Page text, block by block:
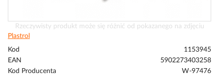
Przejdź
na
początek
Rzeczywisty produkt może się różnić od pokazanego na zdjęciu
Plastrol
Kod
1153945
EAN
5902273403258
Kod Producenta
W-97476